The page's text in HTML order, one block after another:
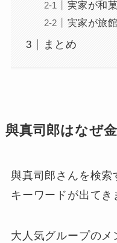
実家が和
実家が旅
まとめ
與真司郎はなぜ
與真司郎さんを検索
キーワードが出てき
大人気グループのメ